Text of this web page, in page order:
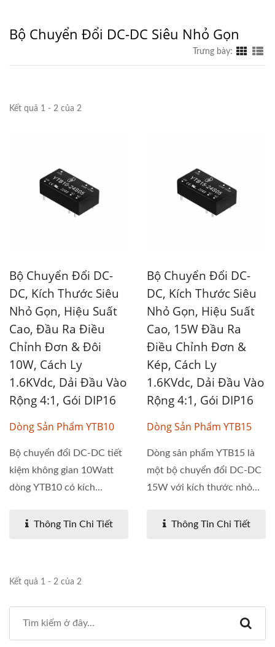
Bộ Chuyển Đổi DC-DC Siêu Nhỏ Gọn
Trưng bày:
Kết quả 1 - 2 của 2
Bộ Chuyển Đổi DC-
DC, Kích Thước Siêu
Nhỏ Gọn, Hiệu Suất
Cao, Đầu Ra Điều
Chỉnh Đơn & Đôi
10W, Cách Ly
1.6KVdc, Dải Đầu Vào
Rộng 4:1, Gói DIP16
Dòng Sản Phẩm YTB10
Bộ chuyển đổi DC-DC tiết
kiệm không gian 10Watt
dòng YTB10 có kích
Thông Tin Chi Tiết
Bộ Chuyển Đổi DC-
DC, Kích Thước Siêu
Nhỏ Gọn, Hiệu Suất
Cao, 15W Đầu Ra
Điều Chỉnh Đơn &
Kép, Cách Ly
1.6KVdc, Dải Đầu Vào
Rộng 4:1, Gói DIP16
Dòng Sản Phẩm YTB15
Dòng sản phẩm YTB15 là
một bộ chuyển đổi DC-DC
15W với kích thước nhỏ...
Thông Tin Chi Tiết
Kết quả 1 - 2 của 2